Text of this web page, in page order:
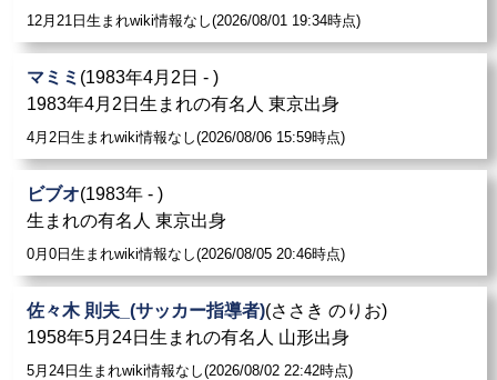
武田玲奈: やっぱりおしい刑事 第2話（2021年3月14日、
NHK BSプレミアム） - 中瀬真友 役
りおし めえサ」と取材陣に語った。
若月佑美: やっぱ りおし
日） - EAN 4988066236693。
新山武司: おたまじゃくし（中西亮太、ほりおしんのす
け）吉本興業
12月21日生まれwiki情報なし(2026/08/01 19:34時点)
マミミ (1983年4月2日 - )
1983年4月2日生まれの有名人 東京出身
4月2日生まれwiki情報なし(2026/08/06 15:59時点)
ビブオ(1983年 - )
生まれの有名人 東京出身
0月0日生まれwiki情報なし(2026/08/05 20:46時点)
佐々木 則夫_(サッカー指導者)(ささき のりお)
1958年5月24日生まれの有名人 山形出身
5月24日生まれwiki情報なし(2026/08/02 22:42時点)